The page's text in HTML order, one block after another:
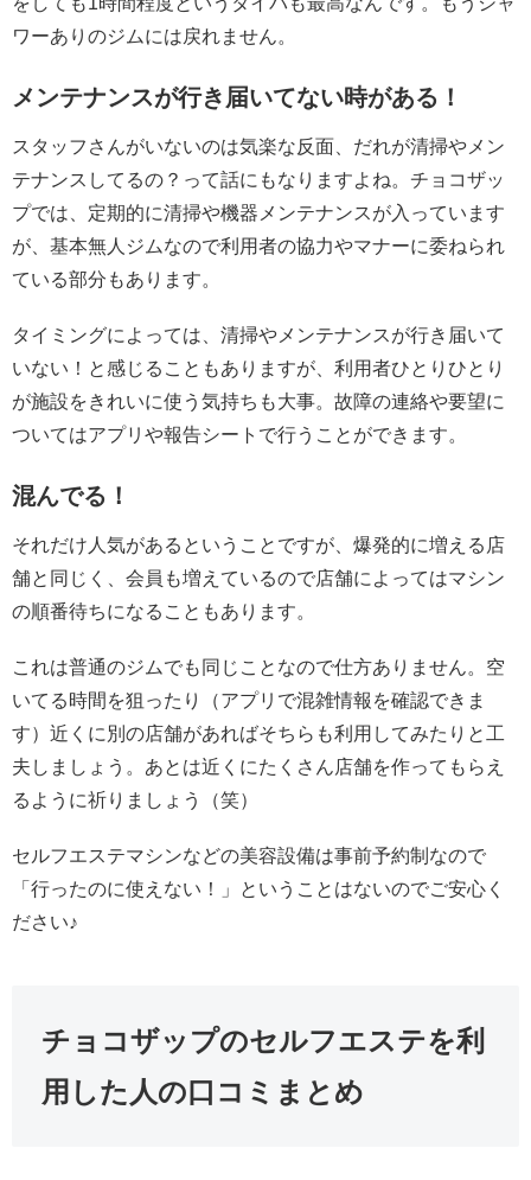
ワーありのジムには戻れません。
メンテナンスが行き届いてない時がある！
スタッフさんがいないのは気楽な反面、だれが清掃やメン
テナンスしてるの？って話にもなりますよね。チョコザッ
プでは、定期的に清掃や機器メンテナンスが入っています
が、基本無人ジムなので利用者の協力やマナーに委ねられ
ている部分もあります。
タイミングによっては、清掃やメンテナンスが行き届いて
いない！と感じることもありますが、利用者ひとりひとり
が施設をきれいに使う気持ちも大事。故障の連絡や要望に
ついてはアプリや報告シートで行うことができます。
混んでる！
それだけ人気があるということですが、爆発的に増える店
舗と同じく、会員も増えているので店舗によってはマシン
の順番待ちになることもあります。
これは普通のジムでも同じことなので仕方ありません。空
いてる時間を狙ったり（アプリで混雑情報を確認できま
す）近くに別の店舗があればそちらも利用してみたりと工
夫しましょう。あとは近くにたくさん店舗を作ってもらえ
るように祈りましょう（笑）
セルフエステマシンなどの美容設備は事前予約制なので
「行ったのに使えない！」ということはないのでご安心く
ださい♪
チョコザップのセルフエステを利
用した人の口コミまとめ